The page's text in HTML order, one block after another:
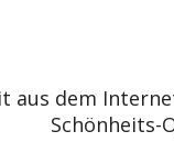
aus dem
Schönheits-